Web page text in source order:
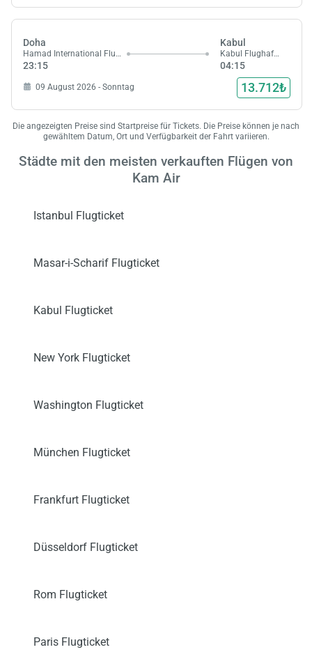
Doha
Hamad International Flughafen
23:15
Kabul
Kabul Flughafen
04:15
09 August 2026 - Sonntag 13.712₺
Die angezeigten Preise sind Startpreise für Tickets. Die Preise können je nach
gewähltem Datum, Ort und Verfügbarkeit der Fahrt variieren.
Städte mit den meisten verkauften Flügen von
Kam Air
Istanbul Flugticket
Masar-i-Scharif Flugticket
Kabul Flugticket
New York Flugticket
Washington Flugticket
München Flugticket
Frankfurt Flugticket
Düsseldorf Flugticket
Rom Flugticket
Paris Flugticket